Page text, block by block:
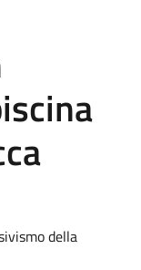
della